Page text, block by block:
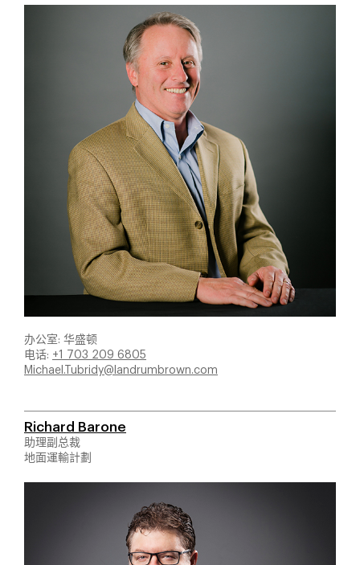
办公室: 华盛顿
电话: +1 703 209 6805
Michael.Tubridy@landrumbrown.com
Richard Barone
助理副总裁
地面運輸計劃